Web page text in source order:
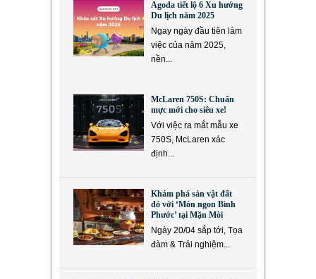
Agoda tiết lộ 6 Xu hướng
Du lịch năm 2025
Ngay ngày đầu tiên làm
việc của năm 2025,
nền...
McLaren 750S: Chuẩn
mực mới cho siêu xe!
Với việc ra mắt mẫu xe
750S, McLaren xác
định...
Khám phá sản vật đất
đỏ với ‘Món ngon Bình
Phước’ tại Mặn Mòi
Ngày 20/04 sắp tới, Tọa
đàm & Trải nghiệm...